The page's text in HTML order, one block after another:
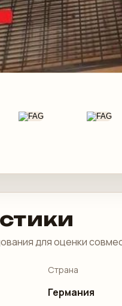
для оценки
Страна
Германия